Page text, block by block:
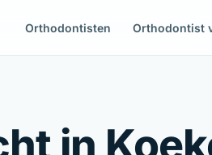
Orthodontisten Orthodontist